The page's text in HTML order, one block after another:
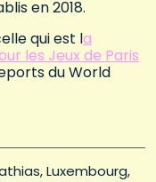
en 2018.
qui est la
les Jeux de Paris
du World
Luxembourg